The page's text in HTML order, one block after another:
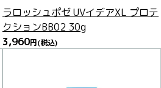
ラロッシュポゼ UVイデアXL プロテ
クションBB02 30g
3,960円(税込)